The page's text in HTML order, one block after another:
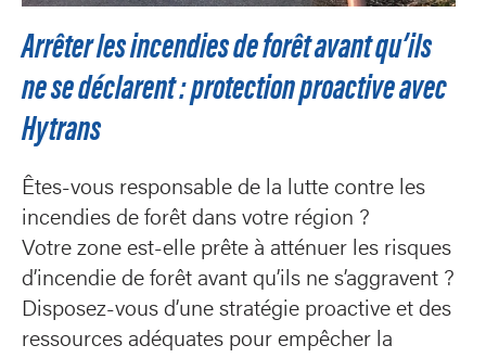
Arrêter les incendies de forêt avant qu’ils
ne se déclarent : protection proactive avec
Hytrans
Êtes-vous responsable de la lutte contre les
incendies de forêt dans votre région ?
Votre zone est-elle prête à atténuer les risques
d’incendie de forêt avant qu’ils ne s’aggravent ?
Disposez-vous d’une stratégie proactive et des
ressources adéquates pour empêcher la